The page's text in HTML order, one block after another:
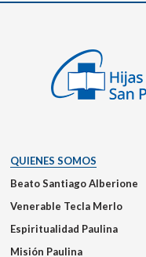
QUIENES SOMOS
Beato Santiago Alberione
Venerable Tecla Merlo
Espiritualidad Paulina
Misión Paulina